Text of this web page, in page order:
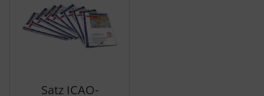
Satz ICAO-